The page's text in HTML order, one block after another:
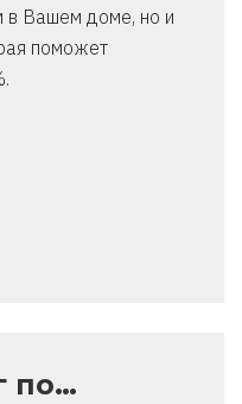
в Вашем доме, но и
поможет
по…